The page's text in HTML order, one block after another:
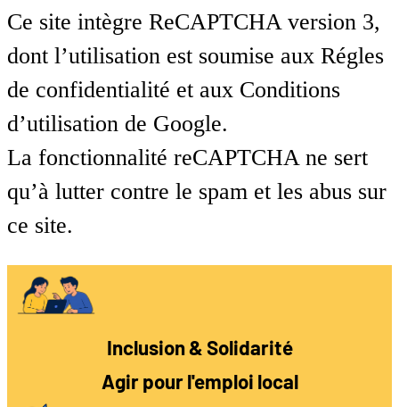
Ce site intègre ReCAPTCHA version 3,
dont l’utilisation est soumise aux Régles
de confidentialité et aux Conditions
d’utilisation de Google.
La fonctionnalité reCAPTCHA ne sert
qu’à lutter contre le spam et les abus sur
ce site.
Inclusion & Solidarité
Agir pour l'emploi local